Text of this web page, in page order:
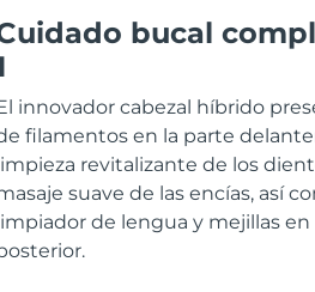
bucal
innovador cabezal híbrido
filamentos en la parte
revitalizante de los
suave de las encías, así
de lengua y mejillas en